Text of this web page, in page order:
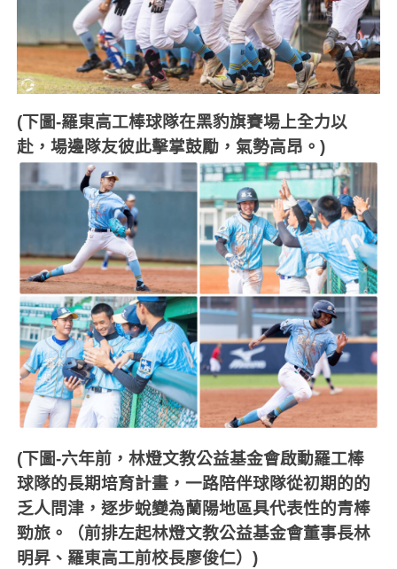
(下圖-羅東高工棒球隊在黑豹旗賽場上全力以
赴，場邊隊友彼此擊掌鼓勵，氣勢高昂。)
(下圖-六年前，林燈文教公益基金會啟動羅工棒
球隊的長期培育計畫，一路陪伴球隊從初期的的
乏人問津，逐步蛻變為蘭陽地區具代表性的青棒
勁旅。（前排左起林燈文教公益基金會董事長林
明昇、羅東高工前校長廖俊仁）)